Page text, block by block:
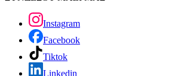
Instagram
Facebook
Tiktok
Linkedin